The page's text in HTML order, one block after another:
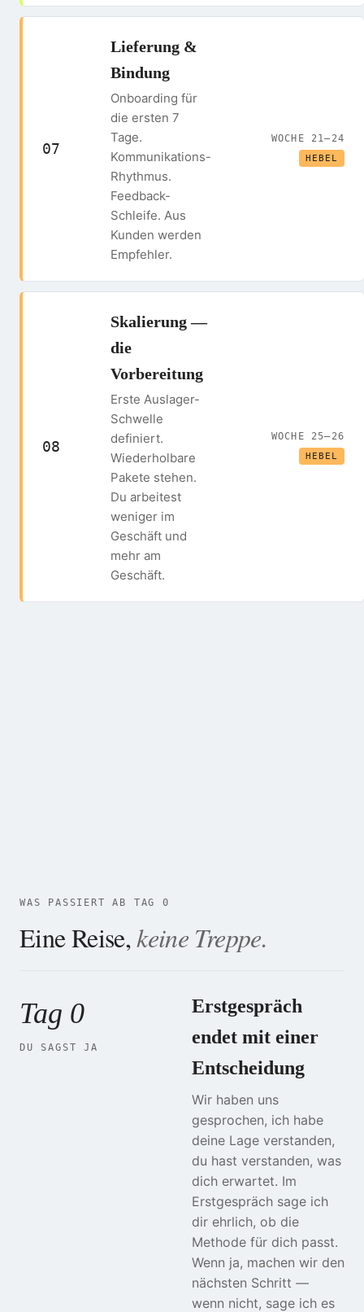
07
Lieferung &
Bindung
Onboarding für
die ersten 7
Tage.
Kommunikations-
Rhythmus.
Feedback-
Schleife. Aus
Kunden werden
Empfehler.
WOCHE 21–24
HEBEL
08
Skalierung —
die
Vorbereitung
Erste Auslager-
Schwelle
definiert.
Wiederholbare
Pakete stehen.
Du arbeitest
weniger im
Geschäft und
mehr am
Geschäft.
WOCHE 25–26
HEBEL
WAS PASSIERT AB TAG 0
Eine Reise,keine Treppe.
Tag 0
DU SAGST JA
Erstgespräch
endet mit einer
Entscheidung
Wir haben uns
gesprochen, ich habe
deine Lage verstanden,
du hast verstanden, was
dich erwartet. Im
Erstgespräch sage ich
dir ehrlich, ob die
Methode für dich passt.
Wenn ja, machen wir den
nächsten Schritt —
wenn nicht, sage ich es